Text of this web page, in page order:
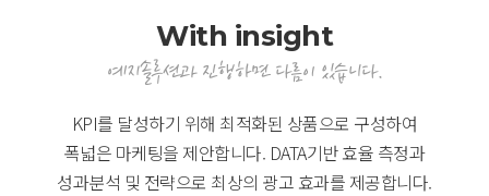
With insight
예지솔루션과 진행하면 다름이 있습니다.
KPI를 달성하기 위해 최적화된 상품으로 구성하여
폭넓은 마케팅을 제안합니다. DATA기반 효율 측정과
성과분석 및 전략으로 최상의 광고 효과를 제공합니다.